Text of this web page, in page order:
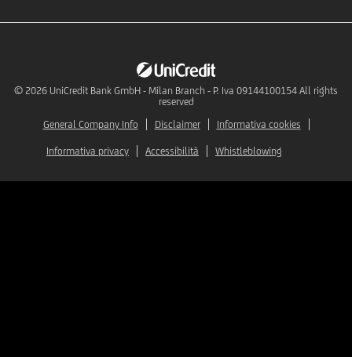
© 2026 UniCredit Bank GmbH - Milan Branch - P. Iva 09144100154 All rights
reserved
General Company Info
Disclaimer Informativa cookies
Informativa privacy Accessibilità Whistleblowing